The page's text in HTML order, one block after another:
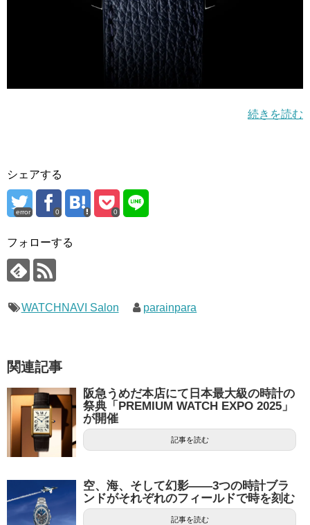
続きを読む
シェアする
error 0 0
フォローする
WATCHNAVI Salon parainpara
関連記事
阪急うめだ本店にて日本最大級の時計の
祭典「PREMIUM WATCH EXPO 2025」
が開催
記事を読む
空、海、そして幻影――3つの時計ブラ
ンドがそれぞれのフィールドで時を刻む
記事を読む